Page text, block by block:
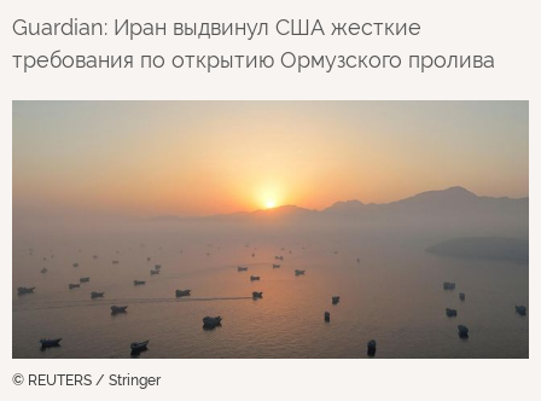
Guardian: Иран выдвинул США жесткие
требования по открытию Ормузского пролива
© REUTERS / Stringer